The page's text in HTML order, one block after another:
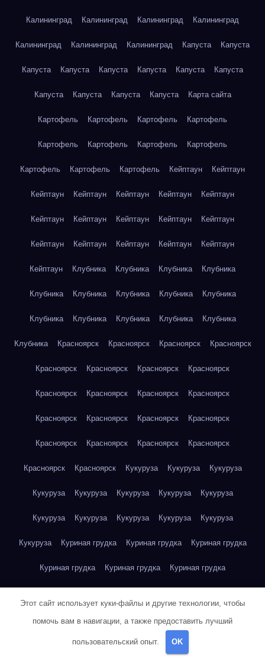
Калининград Калининград Калининград Калининград
Калининград Калининград Калининград Капуста Капуста
Капуста Капуста Капуста Капуста Капуста Капуста
Капуста Капуста Капуста Капуста Карта сайта
Картофель Картофель Картофель Картофель
Картофель Картофель Картофель Картофель
Картофель Картофель Картофель Кейптаун Кейптаун
Кейптаун Кейптаун Кейптаун Кейптаун Кейптаун
Кейптаун Кейптаун Кейптаун Кейптаун Кейптаун
Кейптаун Кейптаун Кейптаун Кейптаун Кейптаун
Кейптаун Клубника Клубника Клубника Клубника
Клубника Клубника Клубника Клубника Клубника
Клубника Клубника Клубника Клубника Клубника
Клубника Красноярск Красноярск Красноярск Красноярск
Красноярск Красноярск Красноярск Красноярск
Красноярск Красноярск Красноярск Красноярск
Красноярск Красноярск Красноярск Красноярск
Красноярск Красноярск Красноярск Красноярск
Красноярск Красноярск Кукуруза Кукуруза Кукуруза
Кукуруза Кукуруза Кукуруза Кукуруза Кукуруза
Кукуруза Кукуруза Кукуруза Кукуруза Кукуруза
Кукуруза Куриная грудка Куриная грудка Куриная грудка
Куриная грудка Куриная грудка Куриная грудка
Куриная грудка Куриная грудка Куриная грудка
Куриная грудка Куриная грудка Куриная грудка
Этот сайт использует куки-файлы и другие технологии, чтобы
помочь вам в навигации, а также предоставить лучший
пользовательский опыт. OK